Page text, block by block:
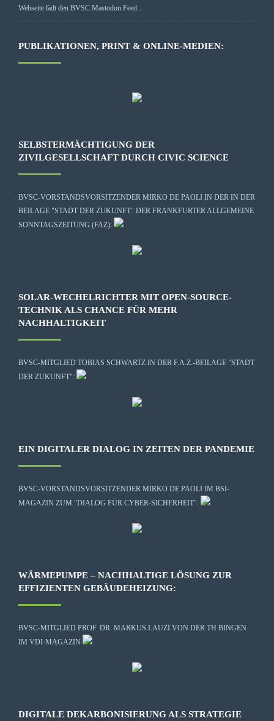
Webseite lädt den BVSC Mastodon Feed...
PUBLIKATIONEN, PRINT & ONLINE-MEDIEN:
SELBSTERMÄCHTIGUNG DER
ZIVILGESELLSCHAFT DURCH CIVIC SCIENCE
BVSC-VORSTANDSVORSITZENDER MIRKO DE PAOLI IN DER IN DER
BEILAGE "STADT DER ZUKUNFT" DER FRANKFURTER ALLGEMEINE
SONNTAGSZEITUNG (FAZ):
SOLAR-WECHELRICHTER MIT OPEN-SOURCE-
TECHNIK ALS CHANCE FÜR MEHR
NACHHALTIGKEIT
BVSC-MITGLIED TOBIAS SCHWARTZ IN DER F.A.Z.-BEILAGE "STADT
DER ZUKUNFT":
EIN DIGITALER DIALOG IN ZEITEN DER PANDEMIE
BVSC-VORSTANDSVORSITZENDER MIRKO DE PAOLI IM BSI-
MAGAZIN ZUM "DIALOG FÜR CYBER-SICHERHEIT":
WÄRMEPUMPE – NACHHALTIGE LÖSUNG ZUR
EFFIZIENTEN GEBÄUDEHEIZUNG:
BVSC-MITGLIED PROF. DR. MARKUS LAUZI VON DER TH BINGEN
IM VDI-MAGAZIN
DIGITALE DEKARBONISIERUNG ALS STRATEGIE